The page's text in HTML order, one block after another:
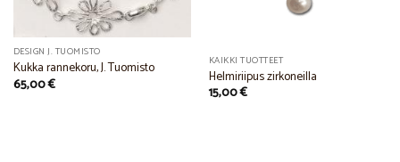
DESIGN J. TUOMISTO
Kukka rannekoru, J. Tuomisto
65,00€
KAIKKI TUOTTEET
Helmiriipus zirkoneilla
15,00€